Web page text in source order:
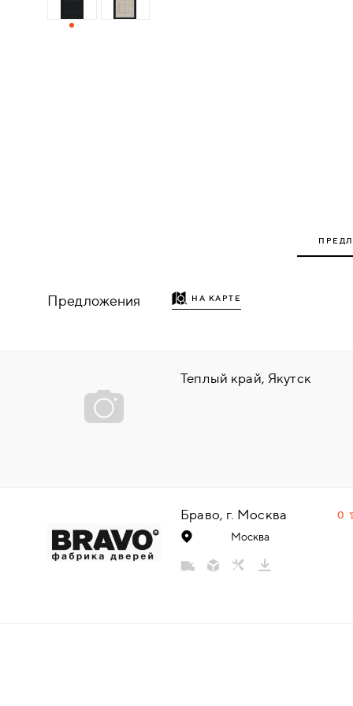
ДЕРЕВЯННЫЕ
НАКЛАДКИ
ПОВОРОТНЫЕ РУЧКИ/WC-
Предложения НА КАРТЕ
Теплый край, Якутск
Браво, г. Москва 0
Москва